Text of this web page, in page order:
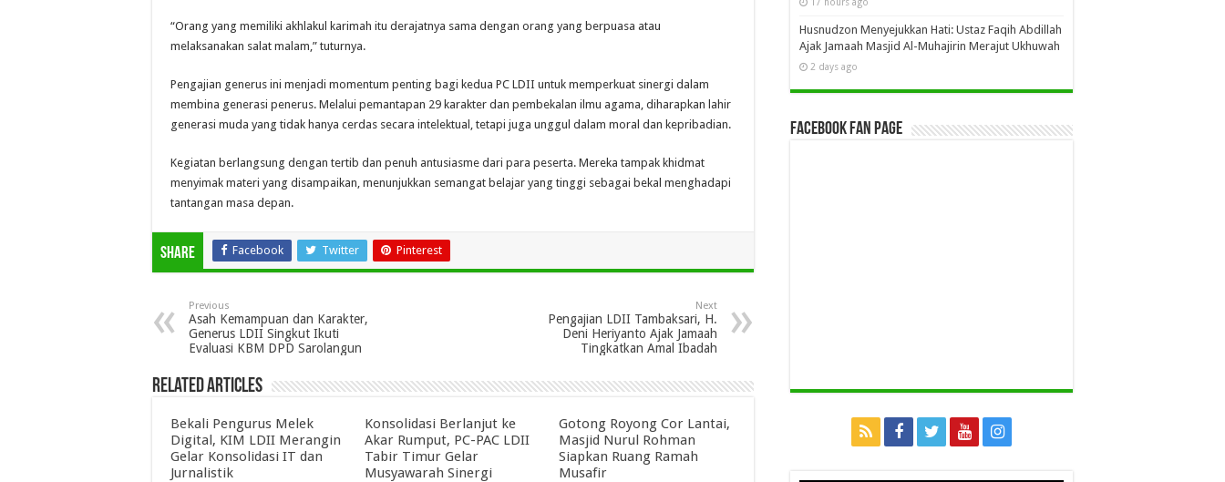
“Orang yang memiliki akhlakul karimah itu derajatnya sama dengan orang yang berpuasa atau
melaksanakan salat malam,” tuturnya.
Pengajian generus ini menjadi momentum penting bagi kedua PC LDII untuk memperkuat sinergi dalam
membina generasi penerus. Melalui pemantapan 29 karakter dan pembekalan ilmu agama, diharapkan lahir
generasi muda yang tidak hanya cerdas secara intelektual, tetapi juga unggul dalam moral dan kepribadian.
Kegiatan berlangsung dengan tertib dan penuh antusiasme dari para peserta. Mereka tampak khidmat
menyimak materi yang disampaikan, menunjukkan semangat belajar yang tinggi sebagai bekal menghadapi
tantangan masa depan.
Share Facebook Twitter Pinterest
Previous
Asah Kemampuan dan Karakter,
Generus LDII Singkut Ikuti
Evaluasi KBM DPD Sarolangun
Next
Pengajian LDII Tambaksari, H.
Deni Heriyanto Ajak Jamaah
Tingkatkan Amal Ibadah
Related Articles
Bekali Pengurus Melek
Digital, KIM LDII Merangin
Gelar Konsolidasi IT dan
Jurnalistik
Konsolidasi Berlanjut ke
Akar Rumput, PC-PAC LDII
Tabir Timur Gelar
Musyawarah Sinergi
Gotong Royong Cor Lantai,
Masjid Nurul Rohman
Siapkan Ruang Ramah
Musafir
Husnudzon Menyejukkan Hati: Ustaz Faqih Abdillah
Ajak Jamaah Masjid Al-Muhajirin Merajut Ukhuwah
2 days ago
Facebook Fan Page